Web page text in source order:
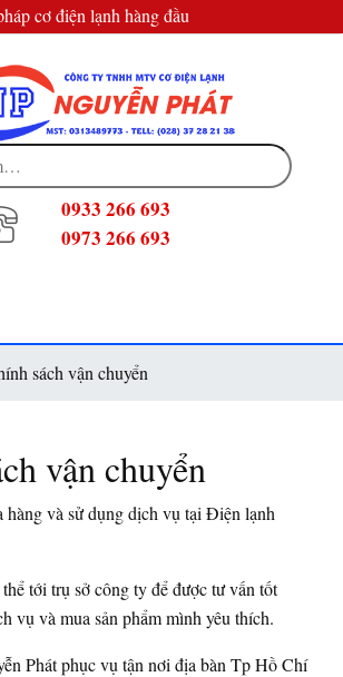
cơ điện lạnh hàng đầu
0933 266 693
0973 266 693
sách vận chuyển
vận chuyển
hàng và sử dụng dịch vụ tại Điện lạnh
tới trụ sở công ty để được tư vấn tốt
vụ và mua sản phẩm mình yêu thích.
Phát phục vụ tận nơi địa bàn Tp Hồ Chí